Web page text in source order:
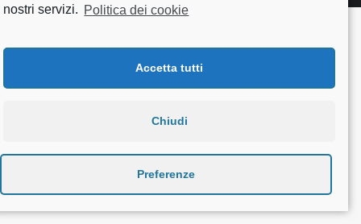
nostri servizi. Politica dei cookie
Accetta tutti
Chiudi
Preferenze